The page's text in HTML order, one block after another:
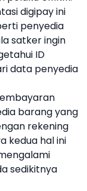
digipay ini
penyedia
satker ingin
ID
data penyedia
barang yang
rekening
kedua hal ini
sedikitnya